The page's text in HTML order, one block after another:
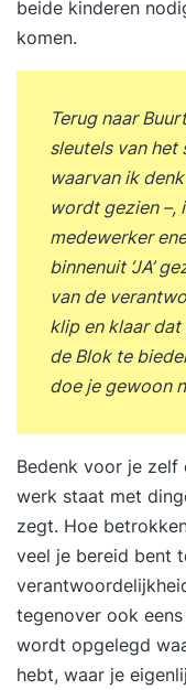
beide kinderen
komen.
Terug naar
sleutels van het
waarvan ik
wordt gezien –,
medewerker
binnenuit ‘JA’
van de
klip en klaar dat
de Blok te
doe je gewoon
Bedenk voor je zelf
werk staat met
zegt. Hoe
veel je bereid bent
tegenover ook
wordt opgelegd
hebt, waar je